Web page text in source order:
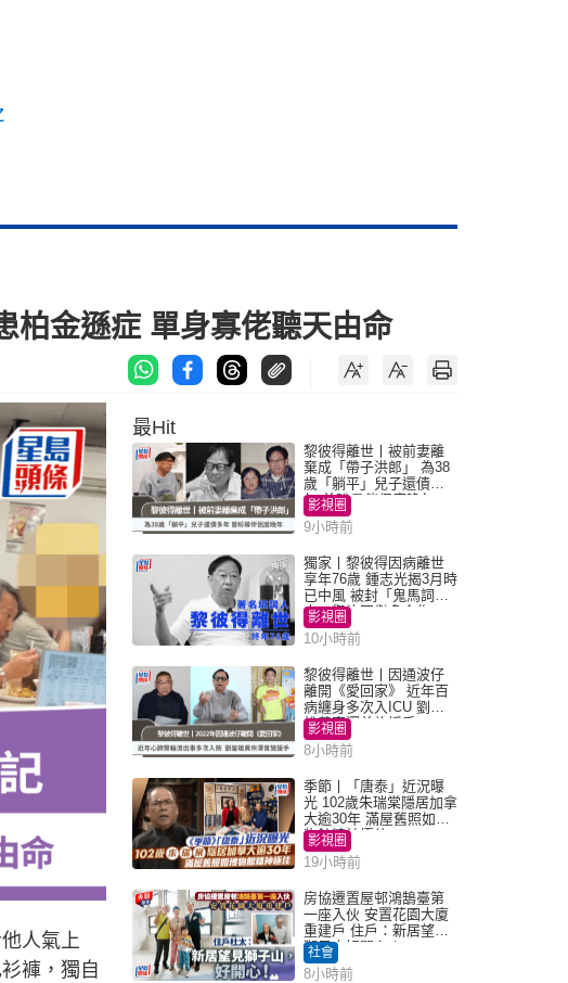
柏金遜症 單身寡佬聽天由命
人氣上
褲，獨自
最Hit
黎彼得離世丨被前妻離
棄成「帶子洪郎」 為38
歲「躺平」兒子還債多
年 曾盼尋伴侶度晚年
影視圈
9小時前
獨家丨黎彼得因病離世
享年76歲 鍾志光揭3月時
已中風 被封「鬼馬詞
人」與許冠傑多合作
影視圈
10小時前
黎彼得離世丨因通波仔
離開《愛回家》 近年百
病纏身多次入ICU 劉鑾
雄黃宗澤曾施援手
影視圈
8小時前
季節丨「唐泰」近況曝
光 102歲朱瑞棠隱居加拿
大逾30年 滿屋舊照如博
物館精神極佳
影視圈
19小時前
房協遷置屋邨鴻鵠臺第
一座入伙 安置花園大廈
重建戶 住戶：新居望見
獅子山好開心！
社會
8小時前